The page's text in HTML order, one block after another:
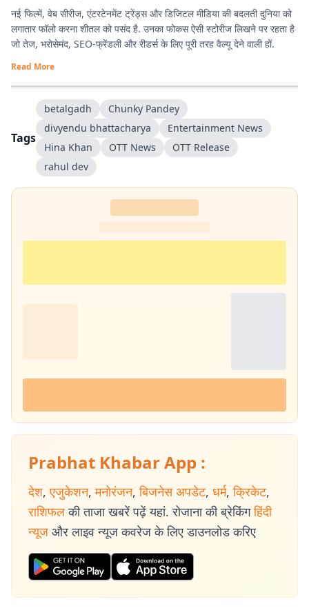
नई फिल्में, वेब सीरीज, एंटरटेनमेंट ट्रेंड्स और डिजिटल मीडिया की बदलती दुनिया को
लगातार फॉलो करना शीतल को पसंद है. उनका फोकस ऐसी स्टोरीज लिखने पर रहता है
जो तेज, भरोसेमंद, SEO-फ्रेंडली और रीडर्स के लिए पूरी तरह वैल्यू देने वाली हों.
Read More
Tags
betalgadh
Chunky Pandey
divyendu bhattacharya
Entertainment News
Hina Khan
OTT News
OTT Release
rahul dev
Prabhat Khabar App :
देश, एजुकेशन, मनोरंजन, बिजनेस अपडेट, धर्म, क्रिकेट,
राशिफल की ताजा खबरें पढ़ें यहां. रोजाना की ब्रेकिंग हिंदी
न्यूज और लाइव न्यूज कवरेज के लिए डाउनलोड करिए